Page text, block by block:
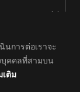
Reserved.